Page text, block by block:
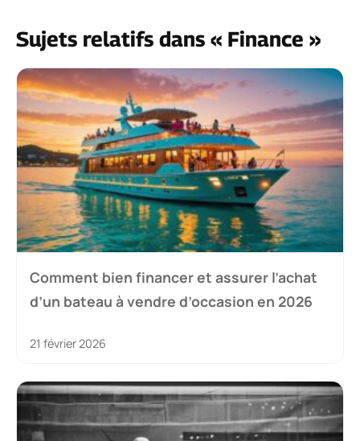
Sujets relatifs dans « Finance »
Comment bien financer et assurer l’achat
d’un bateau à vendre d’occasion en 2026
21 février 2026